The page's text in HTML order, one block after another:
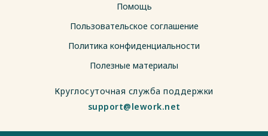
Помощь
Пользовательское соглашение
Политика конфиденциальности
Полезные материалы
Круглосуточная служба поддержки
support@lework.net